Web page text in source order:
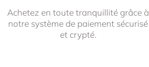
Achetez en toute tranquillité grâce à
notre système de paiement sécurisé
et crypté.